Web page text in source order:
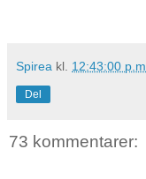
Spirea kl. 12:43:00 p.m.
Del
73 kommentarer: